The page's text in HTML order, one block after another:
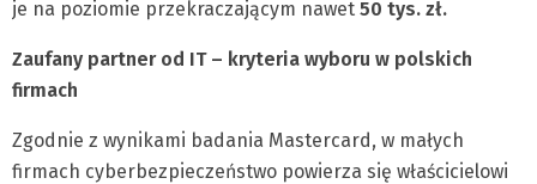
je na poziomie przekraczającym nawet 50 tys. zł.
Zaufany partner od IT – kryteria wyboru w polskich
firmach
Zgodnie z wynikami badania Mastercard, w małych
firmach cyberbezpieczeństwo powierza się właścicielowi